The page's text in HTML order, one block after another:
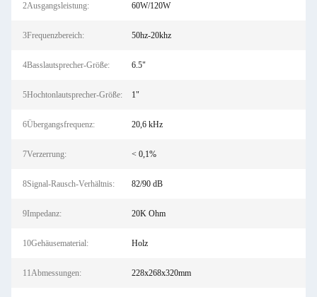
2Ausgangsleistung: 60W/120W
3Frequenzbereich: 50hz-20khz
4Basslautsprecher-Größe: 6.5"
5Hochtonlautsprecher-Größe: 1"
6Übergangsfrequenz: 20,6 kHz
7Verzerrung: < 0,1%
8Signal-Rausch-Verhältnis: 82/90 dB
9Impedanz: 20K Ohm
10Gehäusematerial: Holz
11Abmessungen: 228x268x320mm